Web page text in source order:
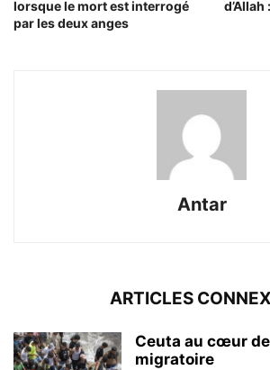
lorsque le mort est interrogé
par les deux anges
Antar
ARTICLES
Ceuta au cœur
migratoire